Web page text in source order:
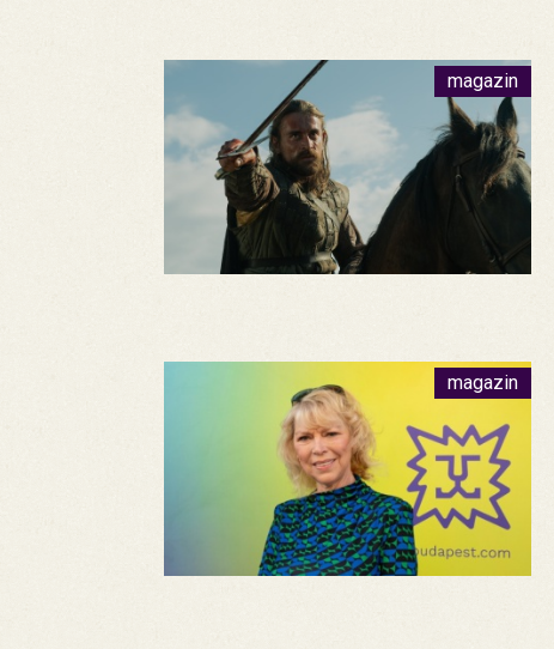
magazin
magazin